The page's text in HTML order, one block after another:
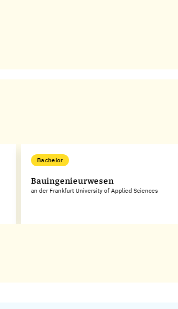
Bachelor
Bauingenieurwesen
an der Frankfurt University of Applied Sciences